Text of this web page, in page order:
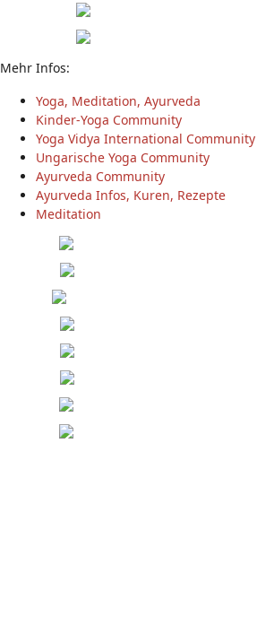
Mehr Infos:
Yoga, Meditation, Ayurveda
Kinder-Yoga Community
Yoga Vidya International Community
Ungarische Yoga Community
Ayurveda Community
Ayurveda Infos, Kuren, Rezepte
Meditation